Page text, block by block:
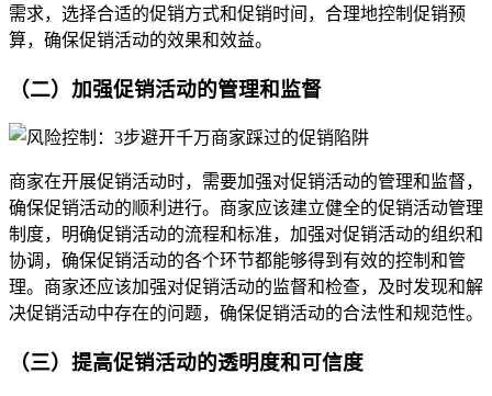
需求，选择合适的促销方式和促销时间，合理地控制促销预
算，确保促销活动的效果和效益。
（二）加强促销活动的管理和监督
商家在开展促销活动时，需要加强对促销活动的管理和监督，
确保促销活动的顺利进行。商家应该建立健全的促销活动管理
制度，明确促销活动的流程和标准，加强对促销活动的组织和
协调，确保促销活动的各个环节都能够得到有效的控制和管
理。商家还应该加强对促销活动的监督和检查，及时发现和解
决促销活动中存在的问题，确保促销活动的合法性和规范性。
（三）提高促销活动的透明度和可信度